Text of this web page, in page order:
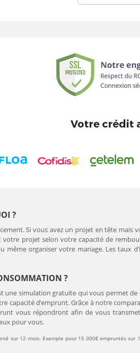
?
Si vous avez un projet en tête mais
projet selon votre capacité de
organiser votre mariage. Les taux
?
une simulation gratuite qui vous permet
capacité d’emprunt. Grâce à notre
vous répondront afin de vous
pour vous.
sur 12 mois. Exemple pour 15 000€ empruntés